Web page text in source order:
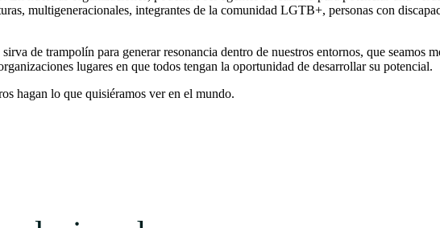
multigeneracionales, integrantes de la comunidad LGTB+, personas con
sirva de trampolín para generar resonancia dentro de nuestros entornos, que
lugares en que todos tengan la oportunidad de desarrollar su potencial.
hagan lo que quisiéramos ver en el mundo.